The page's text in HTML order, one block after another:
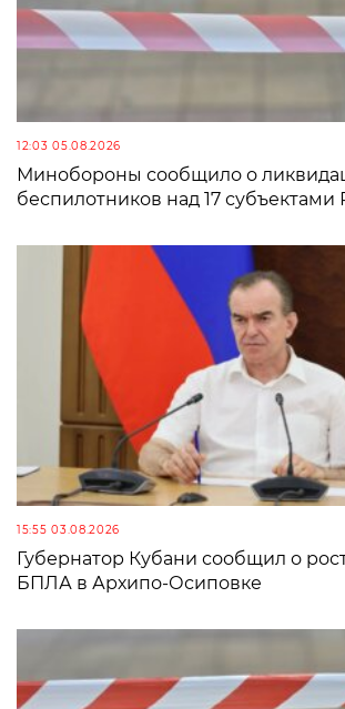
12:03 05.08.2026
Минобороны сообщило о
беспилотников над 17 субъектами
15:55 03.08.2026
Губернатор Кубани сообщил о
БПЛА в Архипо-Осиповке